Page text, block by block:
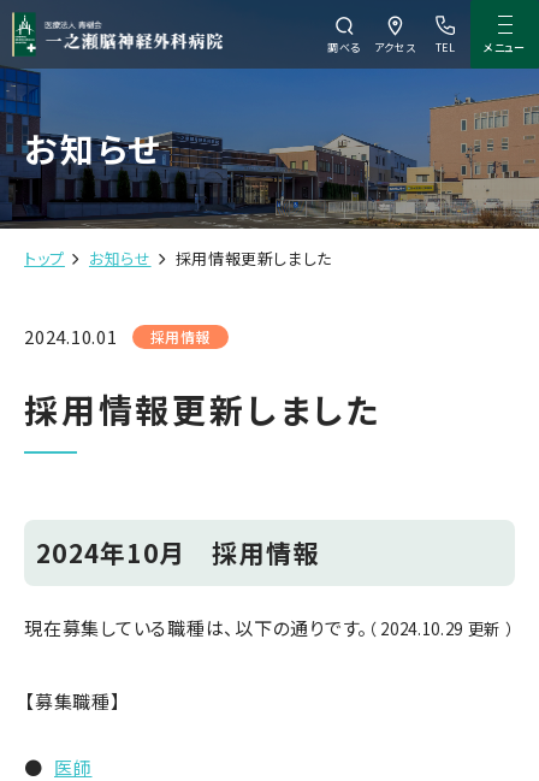
調べる アクセス TEL メニュー
お知らせ
トップ お知らせ 採用情報更新しました
2024.10.01 採用情報
採用情報更新しました
2024年10月 採用情報
現在募集している職種は、以下の通りです。 （ 2024.10.29 更新 ）
【募集職種】
医師